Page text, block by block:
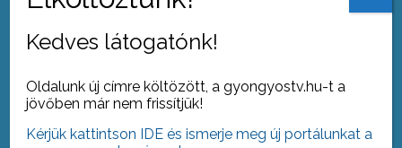
Piros Mikulás a Piros Pipacsoknál
Kedves látogatónk!
Oldalunk új címre költözött, a gyongyostv.hu-t a
jövőben már nem frissítjük!
Kérjük kattintson IDE és ismerje meg új portálunkat a